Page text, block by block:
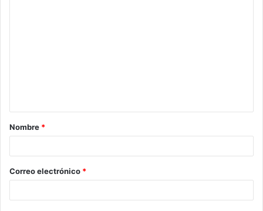
a
r
*
Nombre *
Correo electrónico *